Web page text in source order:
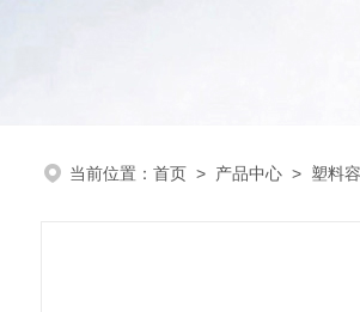
当前位置： 首页> 产品中心> 塑料